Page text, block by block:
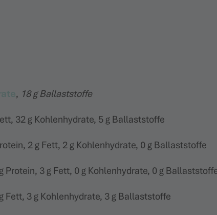
, 18 g Ballaststoffe
32 g Kohlenhydrate, 5 g Ballaststoffe
2 g Fett, 2 g Kohlenhydrate, 0 g Ballaststoffe
Protein, 3 g Fett, 0 g Kohlenhydrate, 0 g
Fett, 3 g Kohlenhydrate, 3 g Ballaststoffe